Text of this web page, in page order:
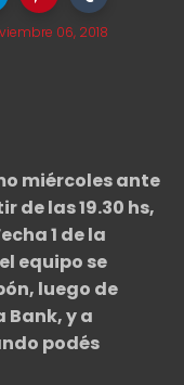
06, 2018
miércoles ante
de las 19.30 hs,
1 de la
equipo se
luego de
Bank, y a
podés